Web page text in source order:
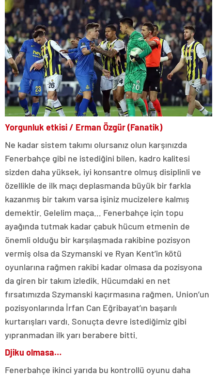
Yorgunluk etkisi / Erman Özgür (Fanatik)
Ne kadar sistem takımı olursanız olun karşınızda
Fenerbahçe gibi ne istediğini bilen, kadro kalitesi
sizden daha yüksek, iyi konsantre olmuş disiplinli ve
özellikle de ilk maçı deplasmanda büyük bir farkla
kazanmış bir takım varsa işiniz mucizelere kalmış
demektir. Gelelim maça… Fenerbahçe için topu
ayağında tutmak kadar çabuk hücum etmenin de
önemli olduğu bir karşılaşmada rakibine pozisyon
vermiş olsa da Szymanski ve Ryan Kent’in kötü
oyunlarına rağmen rakibi kadar olmasa da pozisyona
da giren bir takım izledik. Hücumdaki en net
fırsatımızda Szymanski kaçırmasına rağmen, Union’un
pozisyonlarında İrfan Can Eğribayat’ın başarılı
kurtarışları vardı. Sonuçta devre istediğimiz gibi
yıpranmadan ilk yarı berabere bitti.
Djiku olmasa…
Fenerbahçe ikinci yarıda bu kontrollü oyunu daha